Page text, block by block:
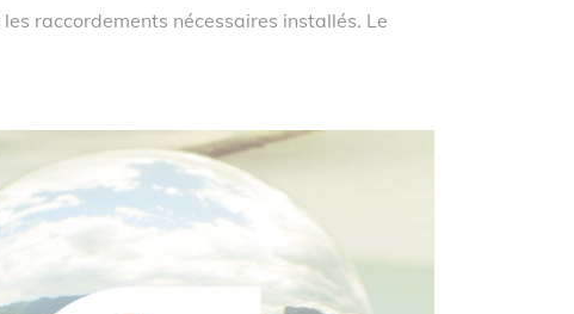
raccordements nécessaires installés. Le